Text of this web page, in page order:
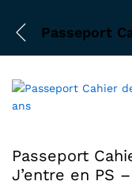
Passeport
J’entre en PS